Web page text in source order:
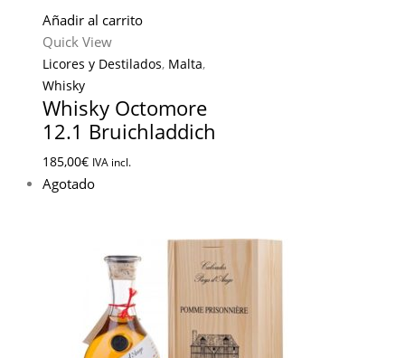
Añadir al carrito
Quick View
Licores y Destilados, Malta,
Whisky
Whisky Octomore
12.1 Bruichladdich
185,00€ IVA incl.
Agotado